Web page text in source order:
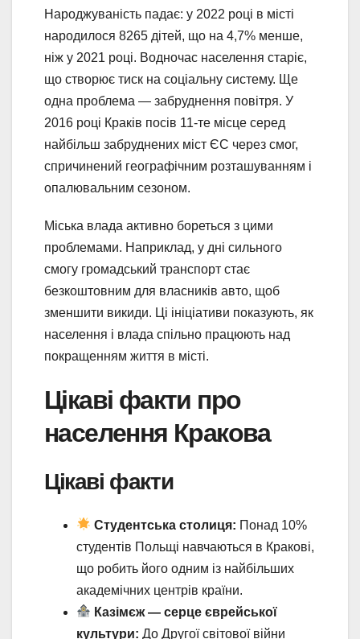
Народжуваність падає: у 2022 році в місті
народилося 8265 дітей, що на 4,7% менше,
ніж у 2021 році. Водночас населення старіє,
що створює тиск на соціальну систему. Ще
одна проблема — забруднення повітря. У
2016 році Краків посів 11-те місце серед
найбільш забруднених міст ЄС через смог,
спричинений географічним розташуванням і
опалювальним сезоном.
Міська влада активно бореться з цими
проблемами. Наприклад, у дні сильного
смогу громадський транспорт стає
безкоштовним для власників авто, щоб
зменшити викиди. Ці ініціативи показують, як
населення і влада спільно працюють над
покращенням життя в місті.
Цікаві факти про
населення Кракова
Цікаві факти
Студентська столиця: Понад 10%
студентів Польщі навчаються в Кракові,
що робить його одним із найбільших
академічних центрів країни.
Казімєж — серце єврейської
культури: До Другої світової війни